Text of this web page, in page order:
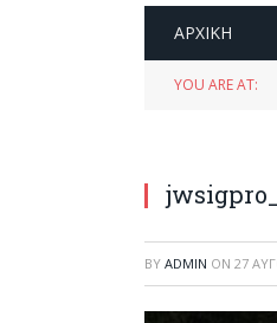
ΑΡΧΙΚΗ
YOU ARE AT:
BY ADMIN ON 27